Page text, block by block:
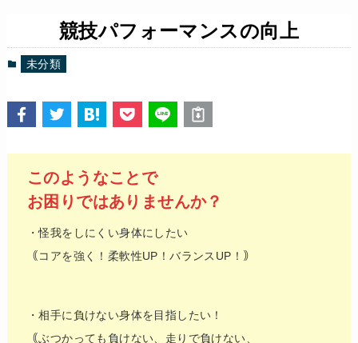
競技パフォーマンスの向上
未分類
このようなことで
お困りではありませんか？
・怪我をしにくい身体にしたい
｟コアを強く！柔軟性UP！バランスUP！｠
・相手に負けない身体を目指したい！
｟ぶつかっても負けない、走りで負けない、